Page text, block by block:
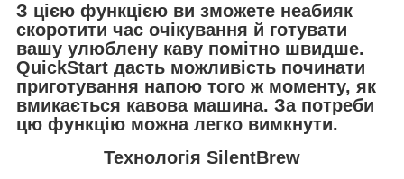
З цією функцією ви зможете неабияк
скоротити час очікування й готувати
вашу улюблену каву помітно швидше.
QuickStart дасть можливість починати
приготування напою того ж моменту, як
вмикається кавова машина. За потреби
цю функцію можна легко вимкнути.
Технологія SilentBrew